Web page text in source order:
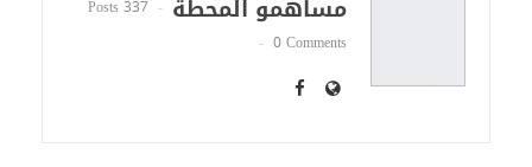
مساهمو المحطة
337 Posts
0 Comments